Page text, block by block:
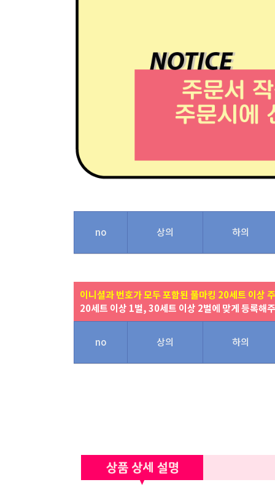
no 상의 하의
이니셜과 번호가 모두 포함된 풀마킹 20세트 이상
20세트 이상 1벌, 30세트 이상 2벌에 맞게 등록해
no 상의 하의